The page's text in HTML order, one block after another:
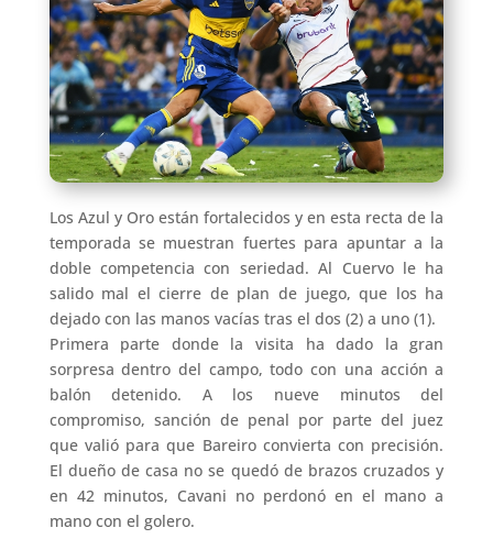
Los Azul y Oro están fortalecidos y en esta recta de la
temporada se muestran fuertes para apuntar a la
doble competencia con seriedad. Al Cuervo le ha
salido mal el cierre de plan de juego, que los ha
dejado con las manos vacías tras el dos (2) a uno (1).
Primera parte donde la visita ha dado la gran
sorpresa dentro del campo, todo con una acción a
balón detenido. A los nueve minutos del
compromiso, sanción de penal por parte del juez
que valió para que Bareiro convierta con precisión.
El dueño de casa no se quedó de brazos cruzados y
en 42 minutos, Cavani no perdonó en el mano a
mano con el golero.